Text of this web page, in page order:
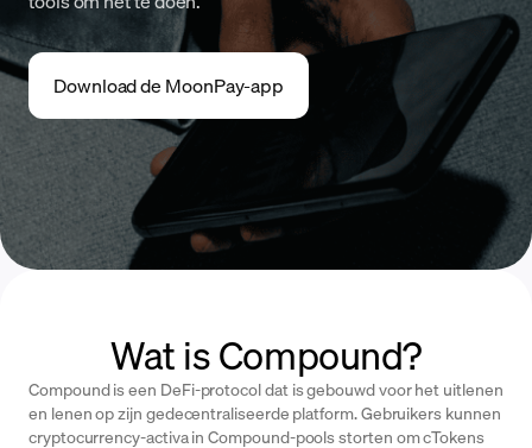
Download de MoonPay-app
Wat is Compound?
Compound is een DeFi-protocol dat is gebouwd voor het uitlenen
en lenen op zijn gedecentraliseerde platform. Gebruikers kunnen
cryptocurrency-activa in Compound-pools storten om cTokens